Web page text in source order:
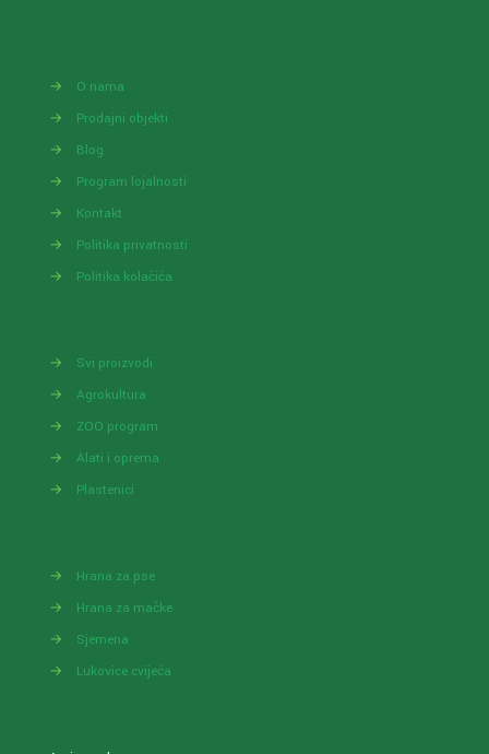
→
O nama
→
Prodajni objekti
→
Blog
→
Program lojalnosti
→
Kontakt
→
Politika privatnosti
→
Politika kolačića
→
Svi proizvodi
→
Agrokultura
→
ZOO program
→
Alati i oprema
→
Plastenici
→
Hrana za pse
→
Hrana za mačke
→
Sjemena
→
Lukovice cvijeća